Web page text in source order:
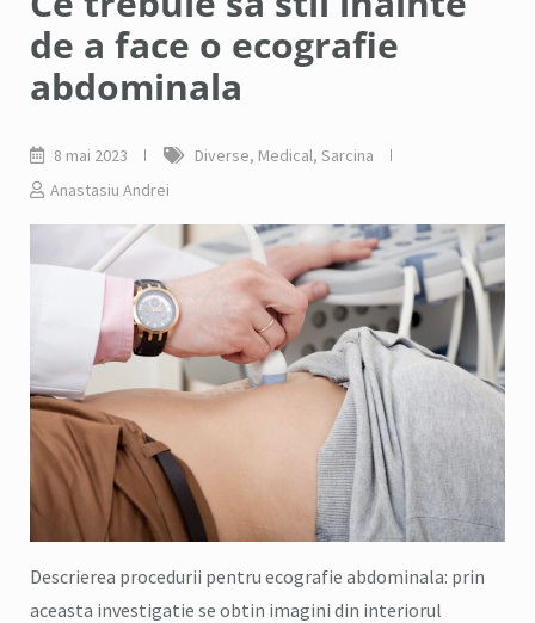
de a face o ecografie
abdominala
8 mai 2023 Diverse, Medical, Sarcina
Anastasiu Andrei
Descrierea procedurii pentru ecografie abdominala: prin
aceasta investigatie se obtin imagini din interiorul